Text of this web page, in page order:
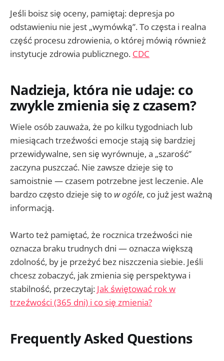
Jeśli boisz się oceny, pamiętaj: depresja po
odstawieniu nie jest „wymówką”. To częsta i realna
część procesu zdrowienia, o której mówią również
instytucje zdrowia publicznego. CDC
Nadzieja, która nie udaje: co
zwykle zmienia się z czasem?
Wiele osób zauważa, że po kilku tygodniach lub
miesiącach trzeźwości emocje stają się bardziej
przewidywalne, sen się wyrównuje, a „szarość”
zaczyna puszczać. Nie zawsze dzieje się to
samoistnie — czasem potrzebne jest leczenie. Ale
bardzo często dzieje się to w ogóle, co już jest ważną
informacją.
Warto też pamiętać, że rocznica trzeźwości nie
oznacza braku trudnych dni — oznacza większą
zdolność, by je przeżyć bez niszczenia siebie. Jeśli
chcesz zobaczyć, jak zmienia się perspektywa i
stabilność, przeczytaj: Jak świętować rok w
trzeźwości (365 dni) i co się zmienia?
Frequently Asked Questions